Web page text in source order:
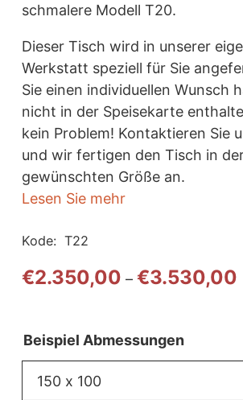
schmalere Modell T20.
Dieser Tisch wird in unserer
Werkstatt speziell für Sie
Sie einen individuellen Wunsch
nicht in der Speisekarte
kein Problem! Kontaktieren Sie
und wir fertigen den Tisch in
gewünschten Größe an.
Lesen Sie mehr
Kode: T22
€2.350,00 – €3.530,00
Beispiel Abmessungen